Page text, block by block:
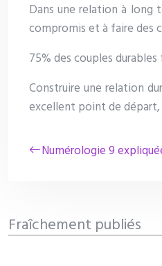
Dans une relation à long
compromis et à faire des
75% des couples
Construire une relation
excellent point de départ,
Numérologie 9
Fraîchement publiés